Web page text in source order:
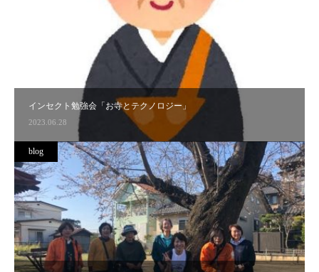
インセクト勉強会「お寺とテクノロジー」
2023.06.28
blog